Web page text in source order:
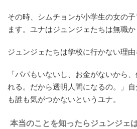
その時、シムチョンが小学生の女の
ます。ユナはジュンジェたちは無職か
ジュンジェたちは学校に行かない理由
「パパもいないし、お金がないから
れる。だから透明人間になるの。」
も誰も気がつかないというユナ。
本当のことを知ったらジュンジェ